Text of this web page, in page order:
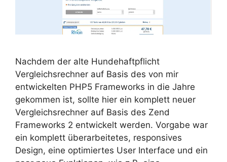
Nachdem der alte Hundehaftpflicht
Vergleichsrechner auf Basis des von mir
entwickelten PHP5 Frameworks in die Jahre
gekommen ist, sollte hier ein komplett neuer
Vergleichsrechner auf Basis des Zend
Frameworks 2 entwickelt werden. Vorgabe war
ein komplett überarbeitetes, responsives
Design, eine optimiertes User Interface und ein